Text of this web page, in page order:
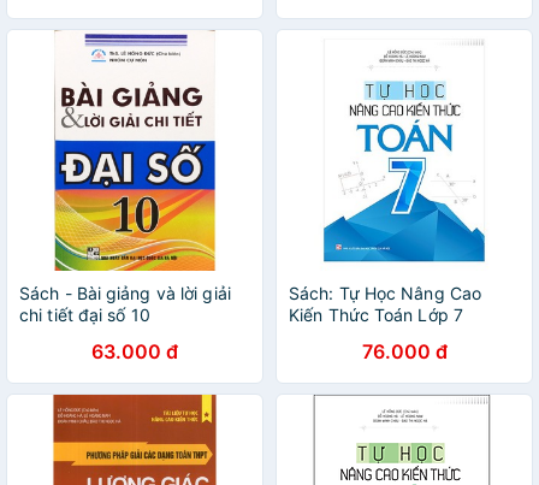
Sách - Bài giảng và lời giải
chi tiết đại số 10
63.000 đ
Sách: Tự Học Nâng Cao
Kiến Thức Toán Lớp 7
76.000 đ